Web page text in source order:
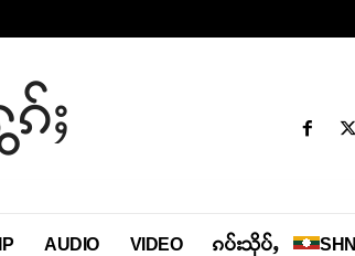
ႈ
AUDIO VIDEO ၵပ်းသိုပ်ႇ SHN